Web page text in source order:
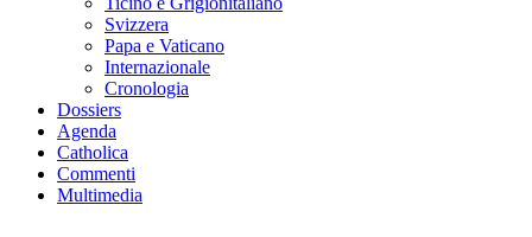
Svizzera
Papa e Vaticano
Internazionale
Cronologia
Dossiers
Agenda
Catholica
Commenti
Multimedia